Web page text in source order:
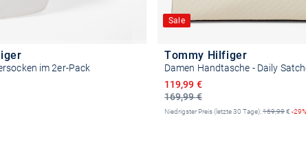
im 2er-Pack
Sale
Tommy Hilfiger
Damen Handtasche - Daily
169,99 €
Ermäßigter Preis
119,99 €
Niedrigster Preis (letzte 30 Tage):169,99€ -29%